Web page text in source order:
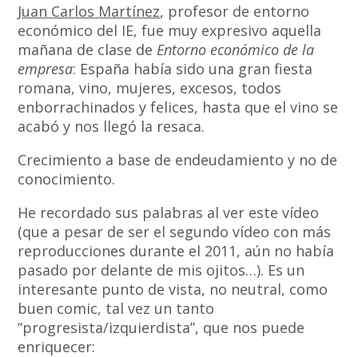
Juan Carlos Martínez, profesor de entorno
económico del IE, fue muy expresivo aquella
mañana de clase deEntorno económico de la
empresa: España había sido una gran fiesta
romana, vino, mujeres, excesos, todos
enborrachinados y felices, hasta que el vino se
acabó y nos llegó la resaca.
Crecimiento a base de endeudamiento y no de
conocimiento.
He recordado sus palabras al ver este vídeo
(que a pesar de ser el segundo vídeo con más
reproducciones durante el 2011, aún no había
pasado por delante de mis ojitos…). Es un
interesante punto de vista, no neutral, como
buen comic, tal vez un tanto
“progresista/izquierdista”, que nos puede
enriquecer: